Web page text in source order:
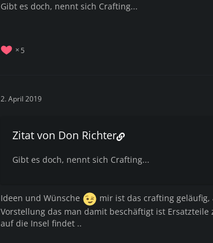
Gibt es doch, nennt sich Crafting...
5
2. April 2019
Zitat von Don Richter
Gibt es doch, nennt sich Crafting...
Ideen und Wünsche
mir ist das crafting
Vorstellung das man damit beschäftigt ist
auf die Insel findet ..